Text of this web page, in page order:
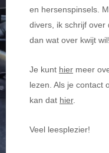
en hersenspinsels.
divers, ik schrijf over
dan wat over kwijt wil!
Je kunt hier meer
lezen. Als je contact
kan dat hier.
Veel leesplezier!